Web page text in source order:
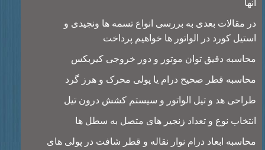
مقالات بعدی به بررسی انواع تسمه ها ونجیدی و
کورد در الواتور ها خواهیم پرداخت
دقیق توان موتور و دور خروجی کیربکس
قطر صحیح درام یا پولی محرک و هرز گرد
هد و تیل الواتور و سیستم کشش درون تیل
نوع و تعداد زنجیر های متصل به سطل ها
ابعاد درام نوار نقاله و قطر شافت در پولی های